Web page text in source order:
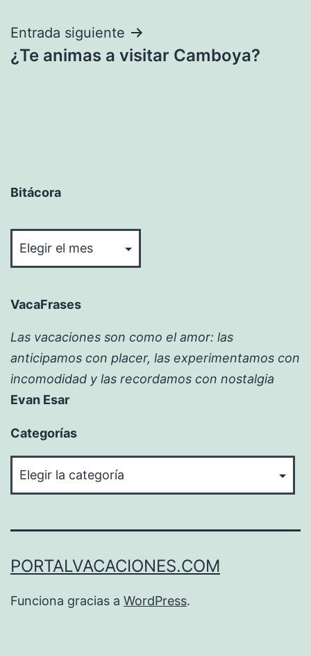
Entrada siguiente
¿Te animas a visitar Camboya?
Bitácora
VacaFrases
Las vacaciones son como el amor: las
anticipamos con placer, las experimentamos con
incomodidad y las recordamos con nostalgia
Evan Esar
Categorías
PORTALVACACIONES.COM
Funciona gracias a WordPress.